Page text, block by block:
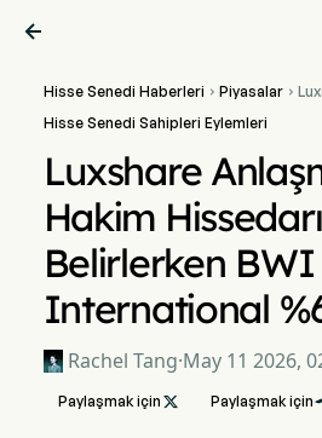

Hisse Senedi Haberleri  Piyasalar
Hisse Senedi Sahipleri Eylemleri
Luxshare
Hakim Hissedarı
Belirlerken BWI
International
Rachel Tang·May 11 2026,
Paylaşmak için  Paylaşmak için